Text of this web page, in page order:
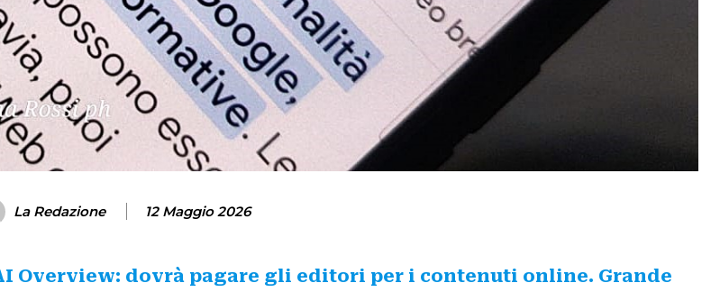
La Redazione 12 Maggio 2026
Overview: dovrà pagare gli editori per i contenuti online. Grande